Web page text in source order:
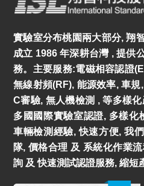
實驗室分布桃園兩大部分, 翔
成立 1986 年深耕台灣 , 提供
務。主要服務:電磁相容認證
無線射頻(RF), 能源效率, 車
C審驗, 無人機檢測 , 等多樣
多國國際實驗室認證, 多樣化
車輛檢測經驗, 快速方便, 我
隊, 價格合理 及 系統化作業
詢 及 快速測試認證服務, 縮短